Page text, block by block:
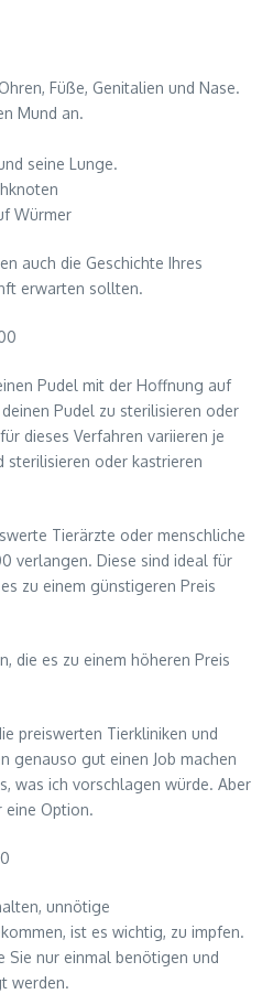
Füße, Genitalien und Nase.
Mund an.
seine Lunge.
Würmer
auch die Geschichte Ihres
erwarten sollten.
Pudel mit der Hoffnung auf
Pudel zu sterilisieren oder
dieses Verfahren variieren je
sterilisieren oder kastrieren
Tierärzte oder menschliche
verlangen. Diese sind ideal für
zu einem günstigeren Preis
die es zu einem höheren Preis
preiswerten Tierkliniken und
genauso gut einen Job machen
was ich vorschlagen würde. Aber
eine Option.
unnötige
ist es wichtig, zu impfen.
Sie nur einmal benötigen und
werden.